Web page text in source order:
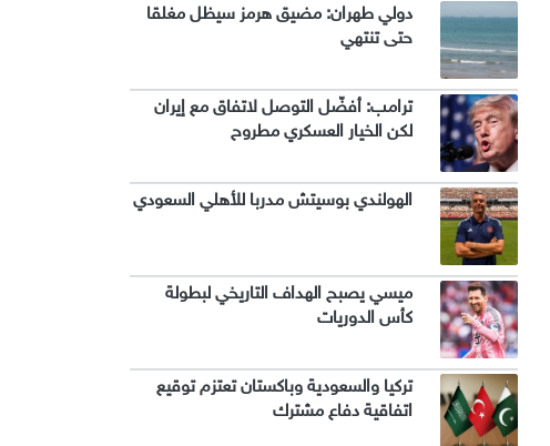
دولي طهران: مضيق هرمز سيظل مغلقا
حتى تنتهي
ترامب: أفضّل التوصل لاتفاق مع إيران
لكن الخيار العسكري مطروح
الهولندي بوسيتش مدربا للأهلي السعودي
ميسي يصبح الهداف التاريخي لبطولة
كأس الدوريات
تركيا والسعودية وباكستان تعتزم توقيع
اتفاقية دفاع مشترك